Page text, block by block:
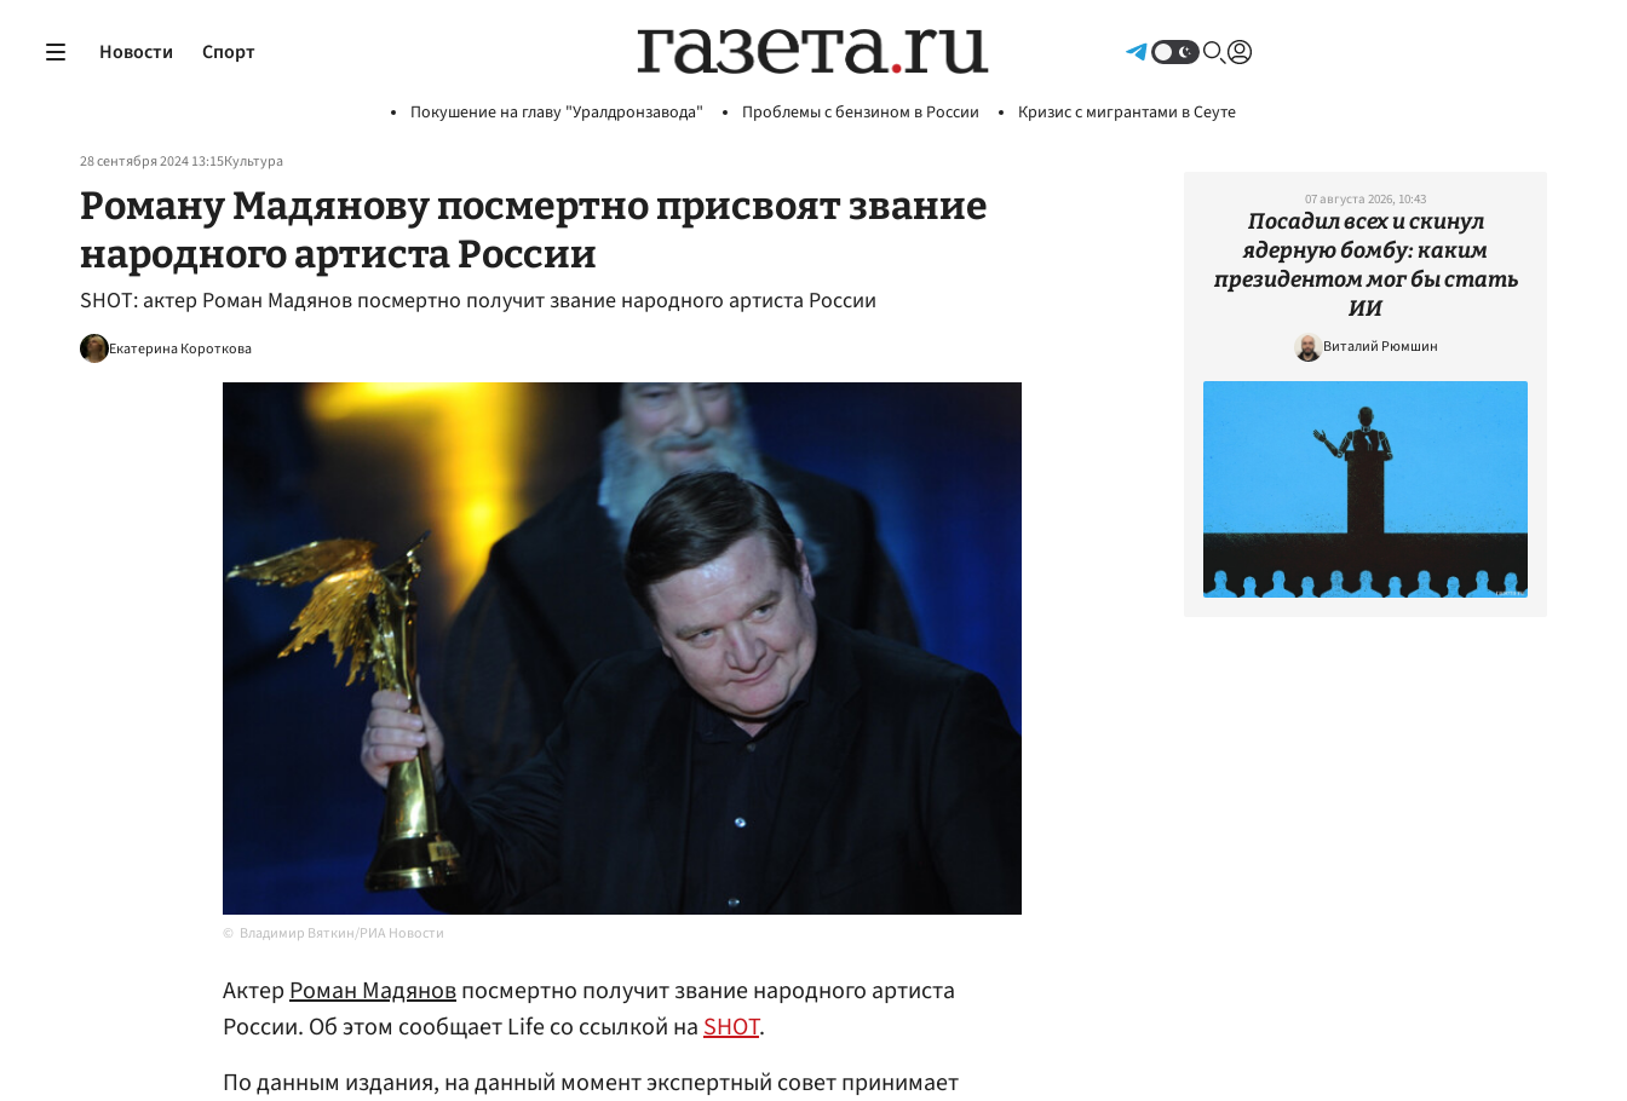
Новости Спорт
Покушение на главу "Уралдронзавода" Проблемы с бензином в России Кризис с мигрантами в Сеуте
28 сентября 2024 13:15Культура
Роману Мадянову посмертно присвоят звание
народного артиста России
SHOT: актер Роман Мадянов посмертно получит звание народного артиста России
Екатерина Короткова
Владимир Вяткин/РИА Новости
АктерРоман Мадяновпосмертно получит звание народного артиста
России. Об этом сообщает Life со ссылкой наSHOT.
По данным издания, на данный момент экспертный совет принимает
07 августа 2026, 10:43
Посадил всех и скинул
ядерную бомбу: каким
президентом мог бы стать
ИИ
Виталий Рюмшин